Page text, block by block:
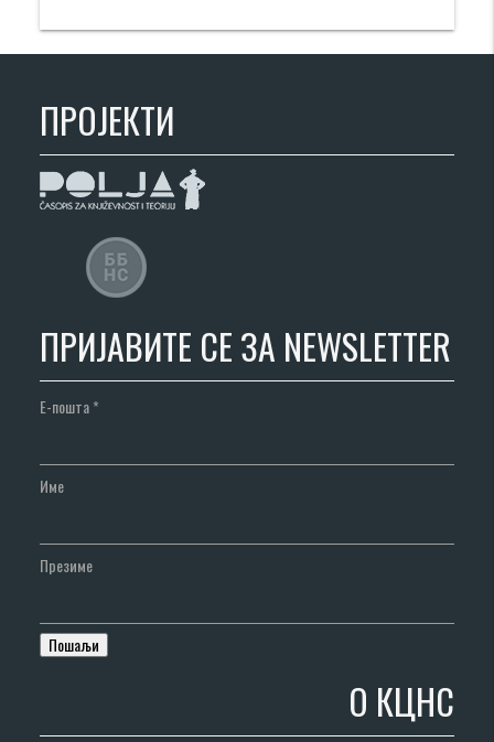
ПРОЈЕКТИ
ПРИЈАВИТЕ СЕ ЗА NEWSLETTER
Е-пошта*
Име
Презиме
О КЦНС